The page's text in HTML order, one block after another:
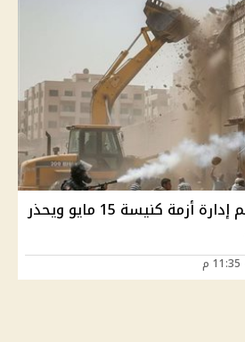
هاني رمسيس يهاجم إدارة أزمة كنيسة 15 مايو ويحذر